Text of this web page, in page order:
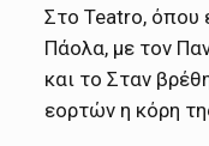
Στο Teatro, όπου
Πάολα, με τον
και το Σταν
εορτών η κόρη